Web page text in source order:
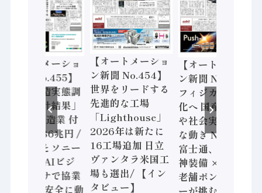
【オートメーショ
ン新聞 No.455】
「経済構造実態調
査二次集計結果」
2024年製造業 付
加価値額86兆円 /
三菱電機とソニー
セミコン AIビジ
ョンセンサで協業
/ IDEC、安全に動
【オートメーショ
ン新聞 No.454】
世界をリードする
先進的な工場
「Lighthouse」
2026年は新たに
16工場追加 日立
ヴァンタラ米国工
場も選出/ 【イン
タビュー】
【オートメーショ
ン新聞 No.453】
フィジカルAI本格
化へ 国産AI開発
や社会実装に活発
な動き Noetra、
富士通、日立 / 兵
神装備 × HMS、
老舗ポンプメーカ